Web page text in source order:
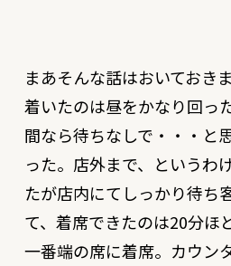
まあそんな話はおいておきま
着いたのは昼をかなり回っ
間なら待ちなしで・・・と
った。店外まで、というわ
たが店内にてしっかり待ち
て、着席できたのは20分ほ
一番端の席に着席。カウン